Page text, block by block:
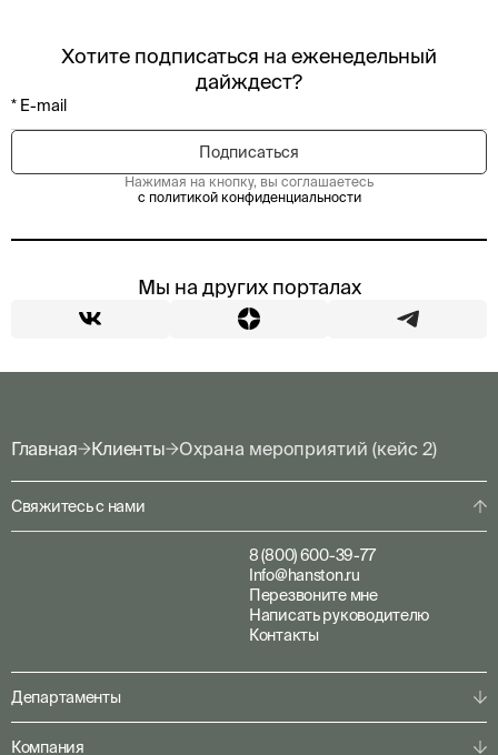
Хотите подписаться на еженедельный
дайждест?
Нажимая на кнопку, вы соглашаетесь
с политикой конфиденциальности
Мы на других порталах
Главная Клиенты Охрана мероприятий (кейс 2)
Департаменты
Компания
Свяжитесь с нами
8 (800) 600-39-77
Info@hanston.ru
Перезвоните мне
Написать руководителю
Контакты